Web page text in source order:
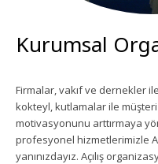
Kokteyl Organizasyonu
Animasyon & Gösteri
Kurumsal
Firmalar, vakıf ve dernekler
kokteyl, kutlamalar ile
motivasyonunu arttırmaya
profesyonel hizmetlerimizle
yanınızdayız. Açılış